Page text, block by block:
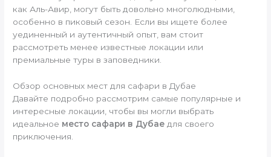
как Аль-Авир, могут быть довольно многолюдными,
особенно в пиковый сезон. Если вы ищете более
уединенный и аутентичный опыт, вам стоит
рассмотреть менее известные локации или
премиальные туры в заповедники.
Обзор основных мест для сафари в Дубае
Давайте подробно рассмотрим самые популярные и
интересные локации, чтобы вы могли выбрать
идеальное место сафари в Дубае для своего
приключения.